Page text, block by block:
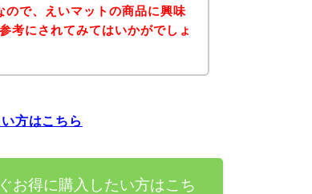
ので、えいマットの商品に興味
考にされてみてはいかがでしょ
方はこちら
お得に購入したい方はこち